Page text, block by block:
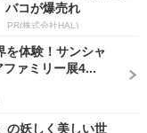
バコが爆売れ
PR(株式会社HAL)
を体験！サンシャ
ァミリー展4...
の妖しく美しい世